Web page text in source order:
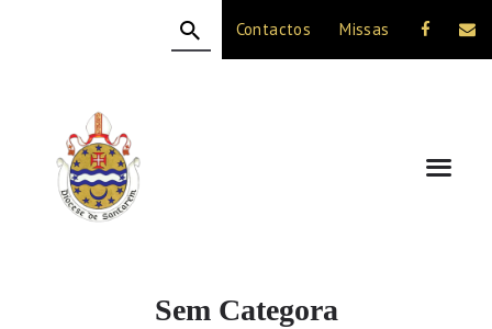
Contactos Missas
Sem Categora
A DIOCESE
CELEBRAÇÃO
VIDA CRISTÃ
NOTÍCIAS